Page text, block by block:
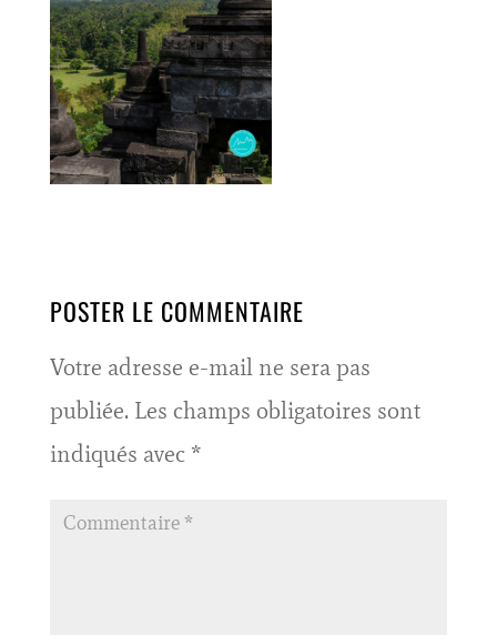
POSTER LE COMMENTAIRE
Votre adresse e-mail ne sera pas
publiée. Les champs obligatoires sont
indiqués avec *